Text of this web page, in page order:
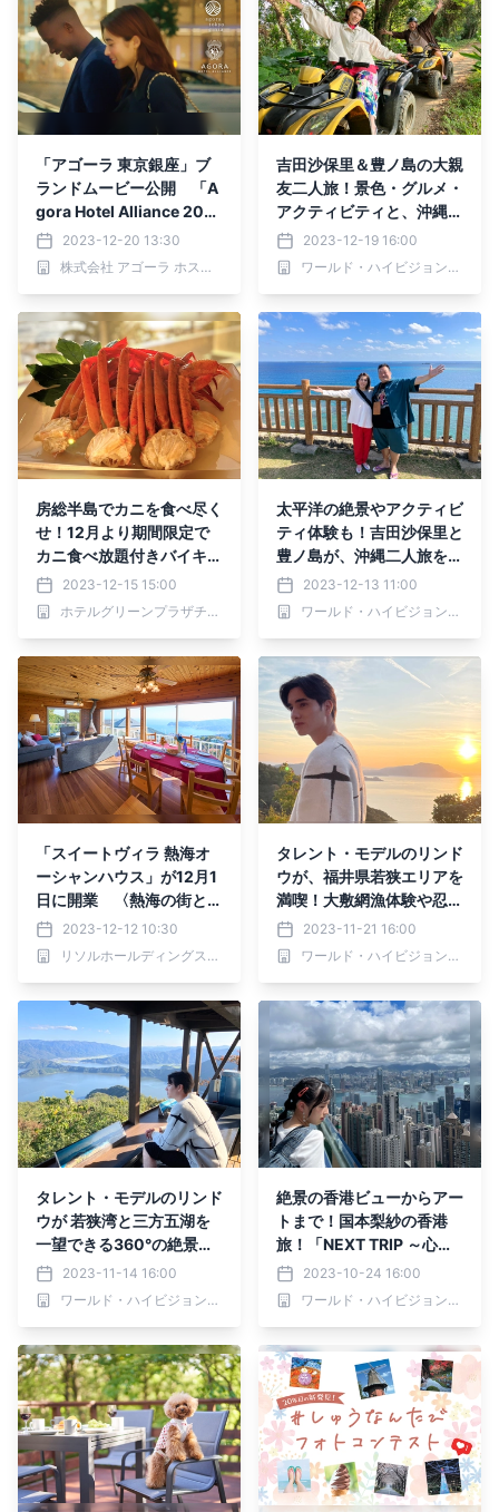
「アゴーラ 東京銀座」ブ
ランドムービー公開 「A
gora Hotel Alliance 202
3 Agora Tokyo Ginza」
2023-12-20 13:30
株式会社 アゴーラ ホスピタリティーズ
吉田沙保里＆豊ノ島の大親
友二人旅！景色・グルメ・
アクティビティと、沖縄を
満喫！「NEXT TRIP ～沖
縄・南城ウェルネスの旅
後編～」12月21日(木)夕
送！
2023-12-19 16:00
ワールド・ハイビジョン・チャンネル株式会社
房総半島でカニを食べ尽く
せ！12月より期間限定で
カニ食べ放題付きバイキン
グプラン開始【ホテルグリ
ーンプラザ鴨川】
2023-12-15 15:00
ホテルグリーンプラザチェーン
太平洋の絶景やアクティビ
ティ体験も！吉田沙保里と
豊ノ島が、沖縄二人旅を満
喫「NEXT TRIP ～沖縄・
南城ウェルネスの旅 前編
～」12月14日(木)夕方6時
2023-12-13 11:00
ワールド・ハイビジョン・チャンネル株式会社
「スイートヴィラ 熱海オ
ーシャンハウス」が12月1
日に開業 〈熱海の街と海
を一望する温泉付貸別荘〉
2023-12-12 10:30
リソルホールディングス株式会社
タレント・モデルのリンド
ウが、福井県若狭エリアを
満喫！大敷網漁体験や忍者
体験も！「NEXT TRIP ～
福井県 若狭三方五湖の旅
後編」11月23日(木)夕方6
2023-11-21 16:00
ワールド・ハイビジョン・チャンネル株式会社
タレント・モデルのリンド
ウが 若狭湾と三方五湖を
一望できる360°の絶景を
堪能！ 「NEXT TRIP ～福
井県 若狭三方五湖の旅 前
編～」 11月16日(木)夕方6
2023-11-14 16:00
ワールド・ハイビジョン・チャンネル株式会社
絶景の香港ビューからアー
トまで！国本梨紗の香港
旅！「NEXT TRIP ～心ア
ガる香港！ひとり女子旅
後編～」10月26日(木)夕
方6時30分からBS12で放
2023-10-24 16:00
ワールド・ハイビジョン・チャンネル株式会社